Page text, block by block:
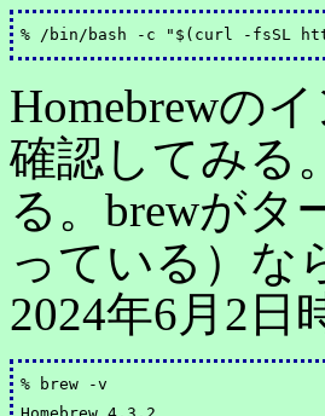
Homebrewの
確認してみる
る。brewがタ
っている）な
2024年6月2日
% brew -v